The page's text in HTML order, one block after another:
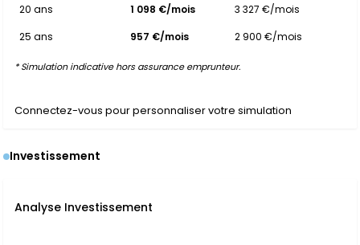
20 ans 1 098 €/mois
3 327 €/mois
25 ans
957 €/mois 2 900 €/mois
* Simulation indicative hors assurance emprunteur.
Connectez-vous pour personnaliser votre simulation
Investissement
Analyse Investissement